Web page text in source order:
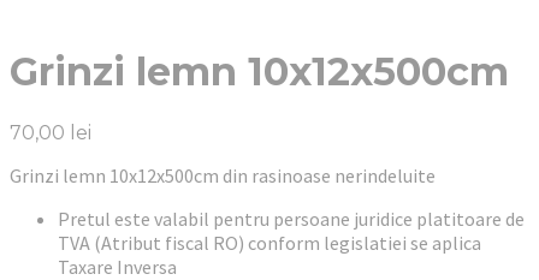
Grinzi lemn 10x12x500cm
70,00 lei
Grinzi lemn 10x12x500cm din rasinoase nerindeluite
Pretul este valabil pentru persoane juridice platitoare de
TVA (Atribut fiscal RO) conform legislatiei se aplica
Taxare Inversa